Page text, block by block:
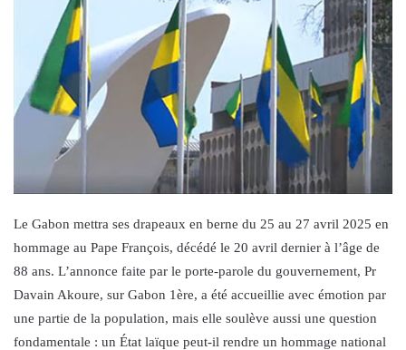
Le Gabon mettra ses drapeaux en berne du 25 au 27 avril 2025 en
hommage au Pape François, décédé le 20 avril dernier à l’âge de
88 ans. L’annonce faite par le porte-parole du gouvernement, Pr
Davain Akoure, sur Gabon 1ère, a été accueillie avec émotion par
une partie de la population, mais elle soulève aussi une question
fondamentale : un État laïque peut-il rendre un hommage national